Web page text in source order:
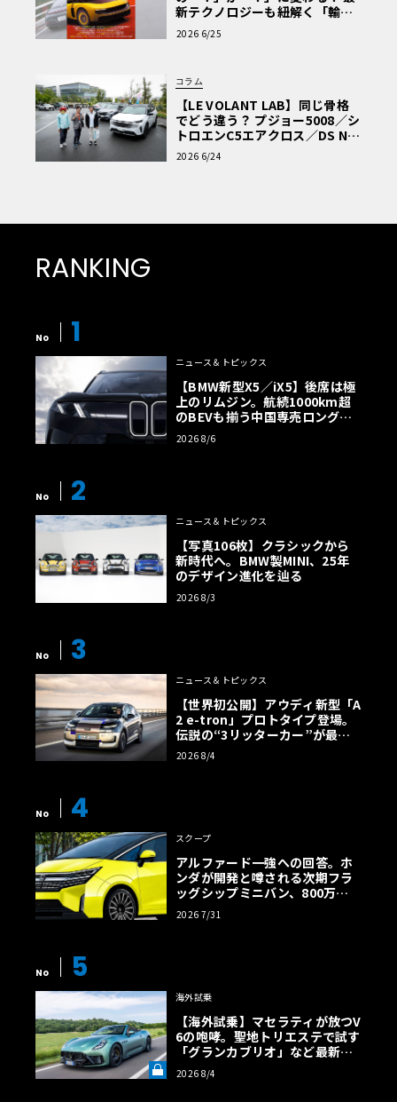
新テクノロジーも紐解く「輸入
車Q&A」
2026 6/25
コラム
【LE VOLANT LAB】同じ骨格
でどう違う？ プジョー5008／シ
トロエンC5エアクロス／DS Nº4
読者一気乗りレポート
2026 6/24
RANKING
No 1
ニュース＆トピックス
【BMW新型X5／iX5】後席は極
上のリムジン。航続1000km超
のBEVも揃う中国専売ロング仕
様の全貌
2026 8/6
No 2
ニュース＆トピックス
【写真106枚】クラシックから
新時代へ。BMW製MINI、25年
のデザイン進化を辿る
2026 8/3
No 3
ニュース＆トピックス
【世界初公開】アウディ新型「A
2 e-tron」プロトタイプ登場。
伝説の“3リッターカー”が最高
効率エントリーBEVとして復活
【画像38枚】
2026 8/4
No 4
スクープ
アルファード一強への回答。ホ
ンダが開発と噂される次期フラ
ッグシップミニバン、800万円
超の勝算【予想CG】
2026 7/31
No 5
海外試乗
【海外試乗】マセラティが放つV
6の咆哮。聖地トリエステで試す
「グランカブリオ」など最新ト
ロフェオ3台の官能評価《LE VO
LANT LAB》
2026 8/4